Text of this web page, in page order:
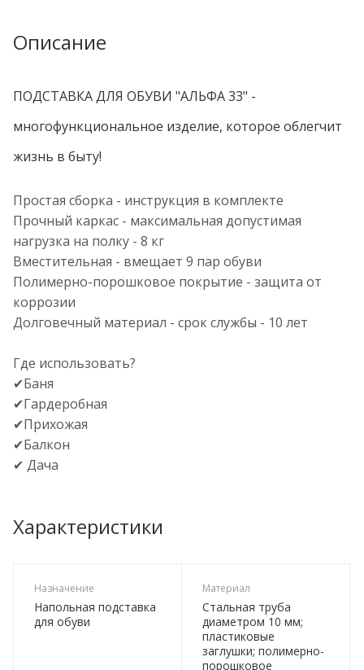
Описание
ПОДСТАВКА ДЛЯ ОБУВИ "АЛЬФА 33" -
многофункциональное изделие, которое облегчит
жизнь в быту!
Простая сборка - инструкция в комплекте
Прочный каркас - максимальная допустимая
нагрузка на полку - 8 кг
Вместительная - вмещает 9 пар обуви
Полимерно-порошковое покрытие - защита от
коррозии
Долговечный материал - срок службы - 10 лет
Где использовать?
✔Баня
✔Гардеробная
✔Прихожая
✔Балкон
✔ Дача
Характеристики
Назначение
Напольная подставка
для обуви
Материал
Стальная труба
диаметром 10 мм;
пластиковые
заглушки; полимерно-
порошковое